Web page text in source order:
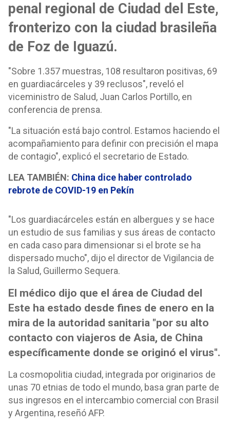
penal regional de Ciudad del Este,
fronterizo con la ciudad brasileña
de Foz de Iguazú.
"Sobre 1.357 muestras, 108 resultaron positivas, 69
en guardiacárceles y 39 reclusos", reveló el
viceministro de Salud, Juan Carlos Portillo, en
conferencia de prensa.
"La situación está bajo control. Estamos haciendo el
acompañamiento para definir con precisión el mapa
de contagio", explicó el secretario de Estado.
LEA TAMBIÉN: China dice haber controlado
rebrote de COVID-19 en Pekín
"Los guardiacárceles están en albergues y se hace
un estudio de sus familias y sus áreas de contacto
en cada caso para dimensionar si el brote se ha
dispersado mucho", dijo el director de Vigilancia de
la Salud, Guillermo Sequera.
El médico dijo que el área de Ciudad del
Este ha estado desde fines de enero en la
mira de la autoridad sanitaria "por su alto
contacto con viajeros de Asia, de China
específicamente donde se originó el virus".
La cosmopolitia ciudad, integrada por originarios de
unas 70 etnias de todo el mundo, basa gran parte de
sus ingresos en el intercambio comercial con Brasil
y Argentina, reseñó AFP.